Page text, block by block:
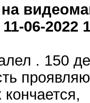
11-06-2022
. 150